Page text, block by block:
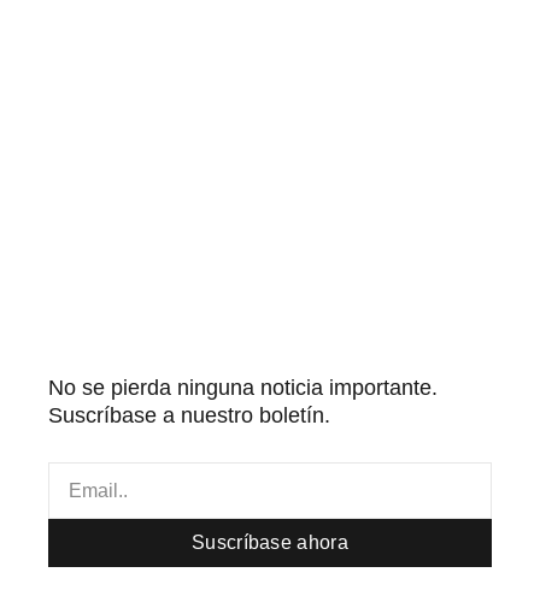
No se pierda ninguna noticia importante.
Suscríbase a nuestro boletín.
Suscríbase ahora